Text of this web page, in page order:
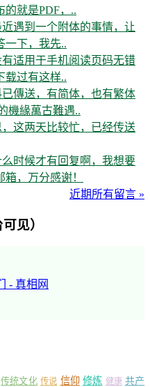
的就是PDF，..
遇到一个附体的事情，让
一下，我先..
适用于手机阅读页码无错
载过有这样..
傳送，有简体，也有繁体
機緣萬古難遇..
这两天比较忙，已经传送
时候才有回复啊，我想要
，万分感谢！
近期所有留言 »
见）
- 真相网
传统文化 传说 信仰 修炼 健康 共产